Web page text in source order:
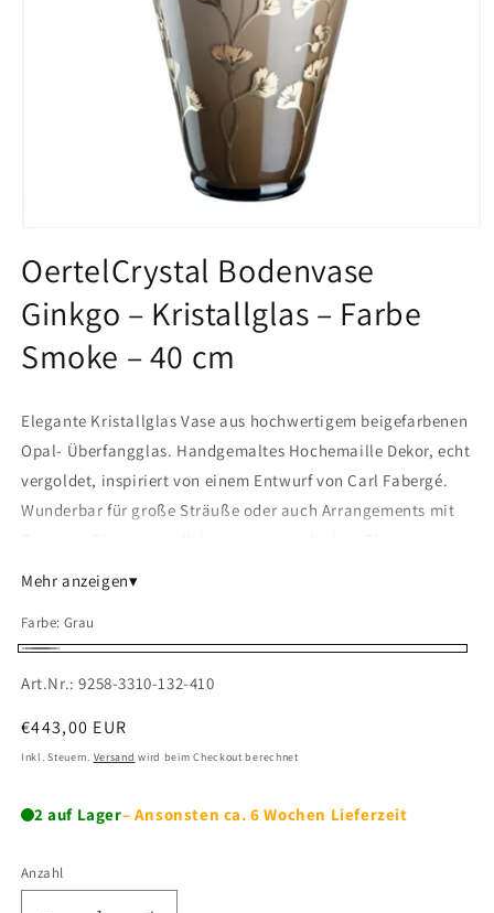
in
Modal
öffnen
OertelCrystal Bodenvase
Ginkgo – Kristallglas – Farbe
Smoke – 40 cm
Elegante Kristallglas Vase aus hochwertigem beigefarbenen
Opal- Überfangglas. Handgemaltes Hochemaille Dekor, echt
vergoldet, inspiriert von einem Entwurf von Carl Fabergé.
Wunderbar für große Sträuße oder auch Arrangements mit
attraktives Einzelstück in Ihrer Wohnung.
Mehr anzeigen▾
Farbe: Grau
SKU:
Art.Nr.: 9258-3310-132-410
Normaler
Preis
€443,00 EUR
Inkl. Steuern. Versand wird beim Checkout berechnet
2 auf Lager– Ansonsten ca. 6 Wochen Lieferzeit
Anzahl